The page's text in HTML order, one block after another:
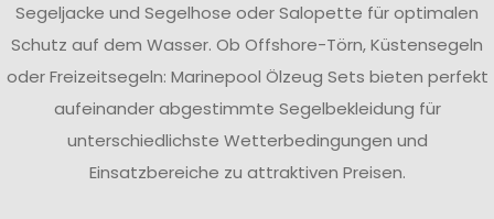
Segeljacke und Segelhose oder Salopette für optimalen
Schutz auf dem Wasser. Ob Offshore-Törn, Küstensegeln
oder Freizeitsegeln: Marinepool Ölzeug Sets bieten perfekt
aufeinander abgestimmte Segelbekleidung für
unterschiedlichste Wetterbedingungen und
Einsatzbereiche zu attraktiven Preisen.